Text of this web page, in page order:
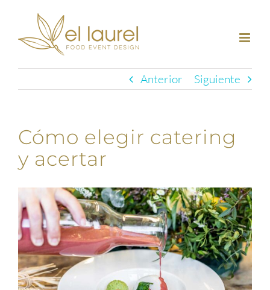
contenido
Anterior Siguiente
Cómo elegir catering
y acertar